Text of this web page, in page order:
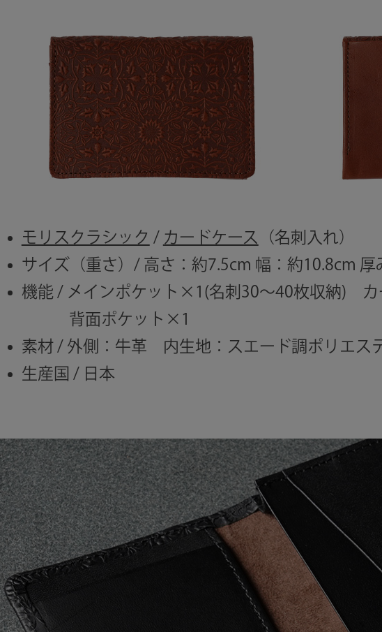
モリスクラシック / カードケース
（名刺入れ）
サイズ（重さ）/ 高さ：約7.5cm 幅：約10.8cm 厚
機能 / メインポケット×1(名刺30～40枚収納)
背面ポケット×1
素材 / 外側：牛革 内生地：スエード調ポリエス
生産国 / 日本